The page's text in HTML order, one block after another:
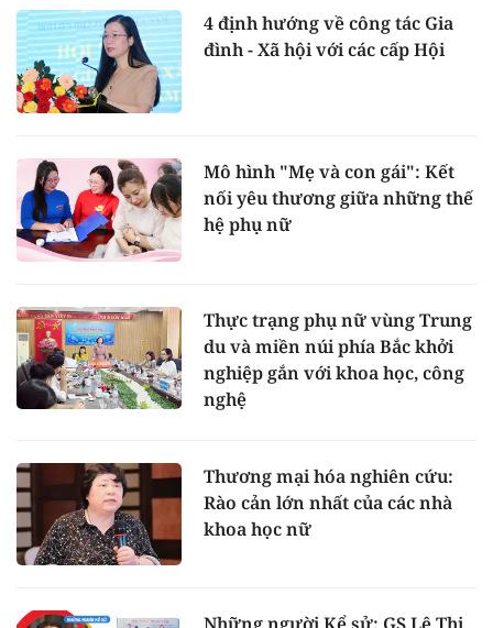
4 định hướng về công tác Gia
đình - Xã hội với các cấp Hội
Mô hình "Mẹ và con gái": Kết
nối yêu thương giữa những thế
hệ phụ nữ
Thực trạng phụ nữ vùng Trung
du và miền núi phía Bắc khởi
nghiệp gắn với khoa học, công
nghệ
Thương mại hóa nghiên cứu:
Rào cản lớn nhất của các nhà
khoa học nữ